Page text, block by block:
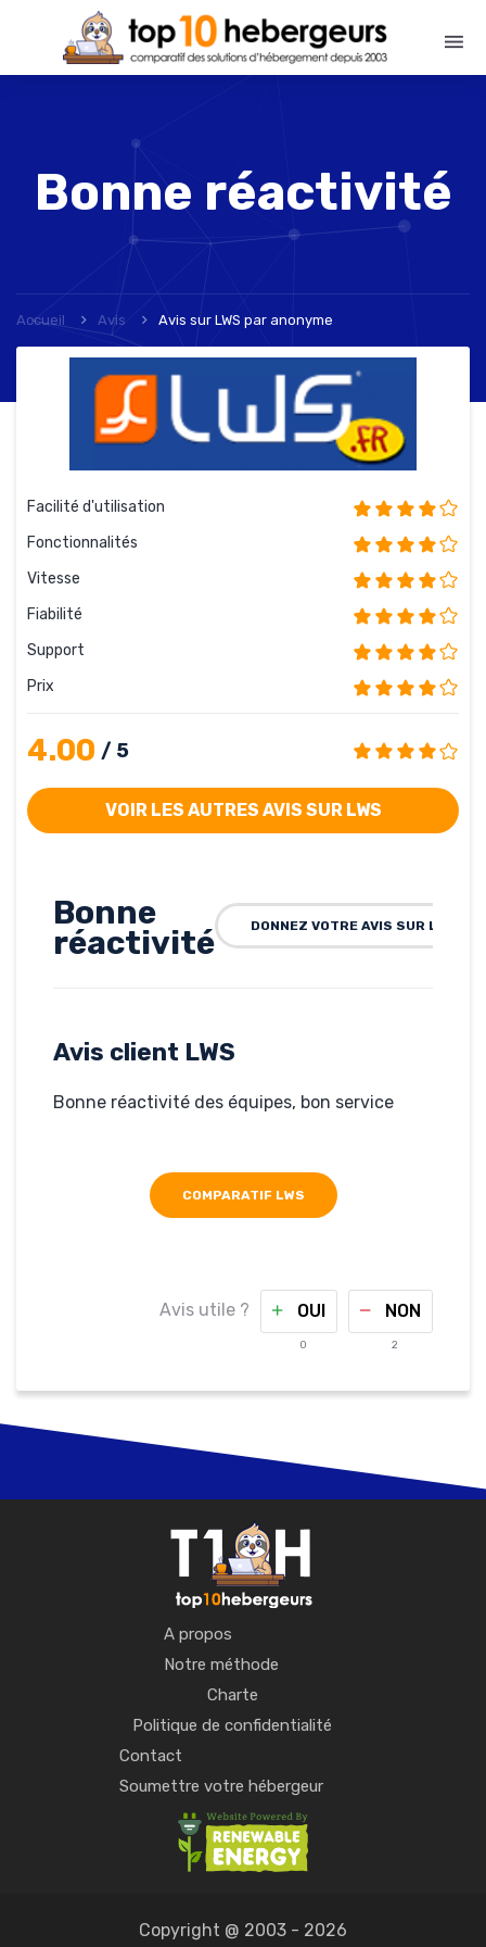
Bonne réactivité
Accueil Avis Avis sur LWS par anonyme
Facilité d'utilisation
Fonctionnalités
Vitesse
Fiabilité
Support
Prix
4.00 / 5
VOIR LES AUTRES AVIS SUR LWS
Bonne
réactivité
diaconatbordeaux.fr/
DONNEZ VOTRE AVIS SUR LWS
Avis client LWS
Bonne réactivité des équipes, bon service
COMPARATIF LWS
Avis utile ? OUI
0
NON
2
A propos
Notre méthode
Charte
Politique de confidentialité
Contact
Soumettre votre hébergeur
Copyright @ 2003 - 2026